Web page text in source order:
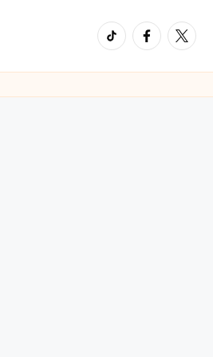
TikTokFacebook
Twitter